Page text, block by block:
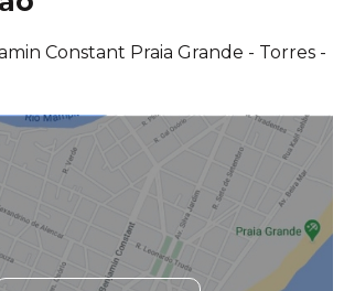
Constant Praia Grande - Torres -